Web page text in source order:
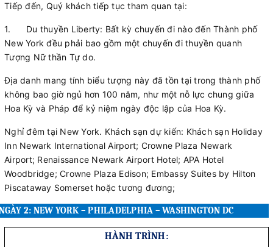
Tiếp đến, Quý khách tiếp tục tham quan tại:
1. Du thuyền Liberty: Bất kỳ chuyến đi nào đến Thành phố
New York đều phải bao gồm một chuyến đi thuyền quanh
Tượng Nữ thần Tự do.
Địa danh mang tính biểu tượng này đã tồn tại trong thành phố
không bao giờ ngủ hơn 100 năm, như một nỗ lực chung giữa
Hoa Kỳ và Pháp để kỷ niệm ngày độc lập của Hoa Kỳ.
Nghỉ đêm tại New York. Khách sạn dự kiến: Khách sạn Holiday
Inn Newark International Airport; Crowne Plaza Newark
Airport; Renaissance Newark Airport Hotel; APA Hotel
Woodbridge; Crowne Plaza Edison; Embassy Suites by Hilton
Piscataway Somerset hoặc tương đương;
2: NEW YORK – PHILADELPHIA – WASHINGTON DC
HÀNH TRÌNH: